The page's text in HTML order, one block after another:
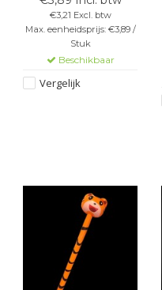
€3,21 Excl. btw
Max. eenheidsprijs: €3,89 /
Stuk
Beschikbaar
Vergelijk